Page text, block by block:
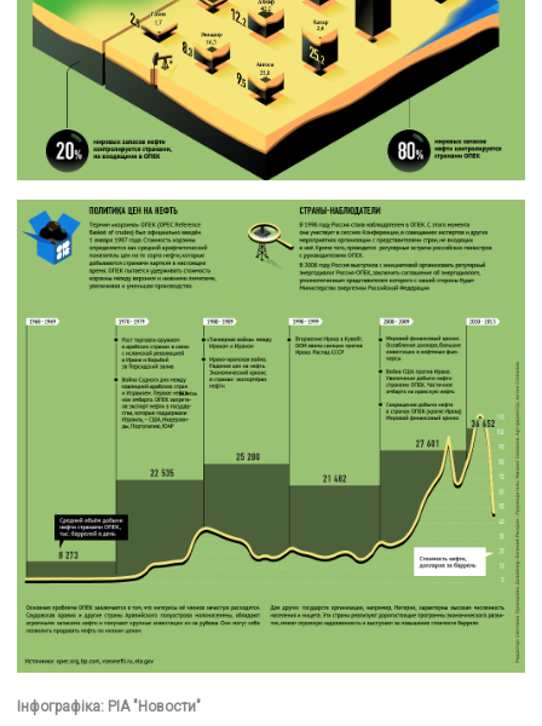
Інфографіка: РІА "Новости"